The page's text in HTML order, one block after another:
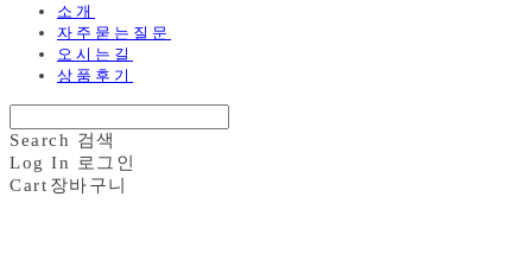
소개
자주묻는질문
오시는길
상품후기
Search 검색
Log In
로그인
Cart 장바구니